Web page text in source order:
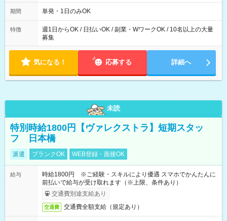
～21：00
期間 単発・1日のみOK
特徴
週1日からOK / 日払いOK / 副業・WワークOK / 10名以上の大量
募集
気になる！ 応募する 詳細へ
未読
特別時給1800円【ヴァレクストラ】短期スタッ
フ 日本橋
派遣 ブランクOK WEB登録・面接OK
給与
時給1800円 ※ご経験・スキルにより優遇 スマホでかんたんに
前払いで給与が受け取れます（※上限、条件あり）
交通費別途支給あり
交通費 交通費全額支給（規定あり）